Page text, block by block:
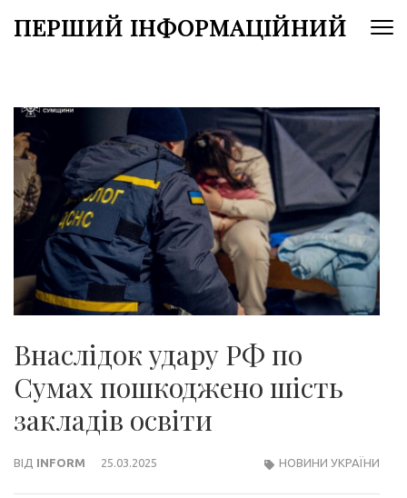
доПЕРШИЙ ІНФОРМАЦІЙНИЙ
Внаслідок удару РФ по
Сумах пошкоджено шість
закладів освіти
ВІД INFORM 25.03.2025 НОВИНИ УКРАЇНИ